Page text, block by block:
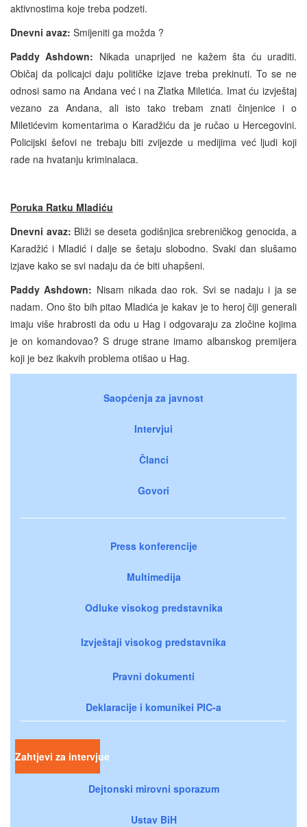
aktivnostima koje treba podzeti.
Dnevni avaz: Smijeniti ga možda ?
Paddy Ashdown: Nikada unaprijed ne kažem šta ću uraditi.
Običaj da policajci daju političke izjave treba prekinuti. To se ne
odnosi samo na Andana već i na Zlatka Miletića. Imat ću izvještaj
vezano za Andana, ali isto tako trebam znati činjenice i o
Miletićevim komentarima o Karadžiću da je ručao u Hercegovini.
Policijski šefovi ne trebaju biti zvijezde u medijima već ljudi koji
rade na hvatanju kriminalaca.
Poruka Ratku Mladiću
Dnevni avaz: Bliži se deseta godišnjica srebreničkog genocida, a
Karadžić i Mladić i dalje se šetaju slobodno. Svaki dan slušamo
izjave kako se svi nadaju da će biti uhapšeni.
Paddy Ashdown: Nisam nikada dao rok. Svi se nadaju i ja se
nadam. Ono što bih pitao Mladića je kakav je to heroj čiji generali
imaju više hrabrosti da odu u Hag i odgovaraju za zločine kojima
je on komandovao? S druge strane imamo albanskog premijera
koji je bez ikakvih problema otišao u Hag.
Saopćenja za javnost
Intervjui
Članci
Govori
Press konferencije
Multimedija
Odluke visokog predstavnika
Izvještaji visokog predstavnika
Pravni dokumenti
Deklaracije i komunikei PIC-a
Zahtjevi za intervjue
Dejtonski mirovni sporazum
Ustav BiH